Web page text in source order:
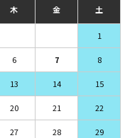
木 金 土
1
6 7 8
13 14 15
20 21 22
27 28 29